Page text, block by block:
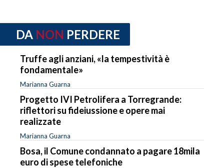
DA NON PERDERE
Truffe agli anziani, «la tempestività è
fondamentale»
Marianna Guarna
Progetto IVI Petrolifera a Torregrande:
riflettori su fideiussione e opere mai
realizzate
Marianna Guarna
Bosa, il Comune condannato a pagare 18mila
euro di spese telefoniche